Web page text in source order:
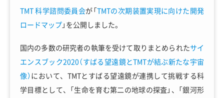
TMT 科学諮問委員会が「TMTの次期装置実現に向けた開発
ロードマップ」を公開しました。
国内の多数の研究者の執筆を受けて取りまとめられたサイ
エンスブック2020（すばる望遠鏡とTMTが結ぶ新たな宇宙
像） において、TMTとすばる望遠鏡が連携して挑戦する科
学目標として、「生命を育む第二の地球の探査」、「銀河形